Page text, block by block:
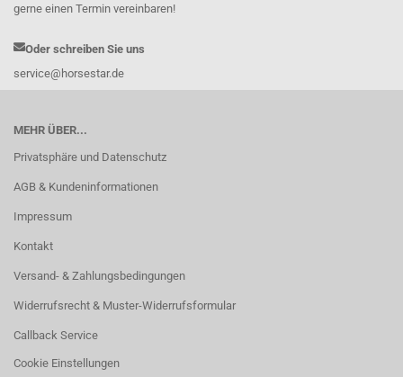
gerne einen Termin vereinbaren!
Oder schreiben Sie uns
service@horsestar.de
MEHR ÜBER...
Privatsphäre und Datenschutz
AGB & Kundeninformationen
Impressum
Kontakt
Versand- & Zahlungsbedingungen
Widerrufsrecht & Muster-Widerrufsformular
Callback Service
Cookie Einstellungen